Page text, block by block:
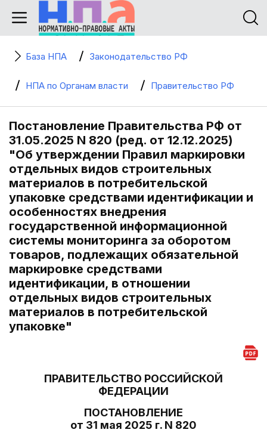
База НПА Законодательство РФ
НПА по Органам власти Правительство РФ
Постановление Правительства РФ от
31.05.2025 N 820 (ред. от 12.12.2025)
"Об утверждении Правил маркировки
отдельных видов строительных
материалов в потребительской
упаковке средствами идентификации и
особенностях внедрения
государственной информационной
системы мониторинга за оборотом
товаров, подлежащих обязательной
маркировке средствами
идентификации, в отношении
отдельных видов строительных
материалов в потребительской
упаковке"
ПРАВИТЕЛЬСТВО РОССИЙСКОЙ
ФЕДЕРАЦИИ
ПОСТАНОВЛЕНИЕ
от 31 мая 2025 г. N 820